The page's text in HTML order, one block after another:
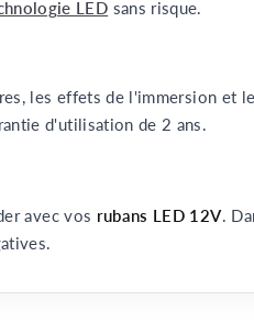
LED sans risque.
les effets de l'immersion et
d'utilisation de 2 ans.
avec vos rubans LED 12V.